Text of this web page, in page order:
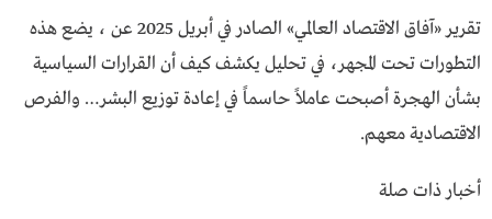
تقرير «آفاق الاقتصاد العالمي» الصادر في أبريل 2025 عن ، يضع هذه
التطورات تحت المجهر، في تحليل يكشف كيف أن القرارات السياسية
بشأن الهجرة أصبحت عاملاً حاسماً في إعادة توزيع البشر… والفرص
الاقتصادية معهم.
أخبار ذات صلة